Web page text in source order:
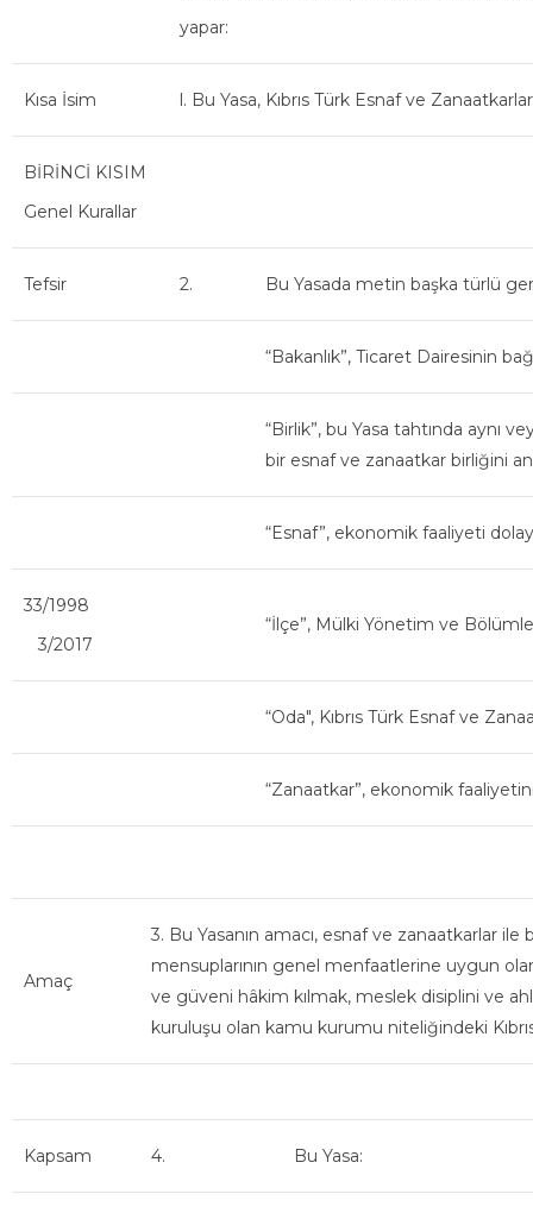
yapar:
Kısa İsim l. Bu Yasa, Kıbrıs Türk Esnaf ve
BİRİNCİ KISIM
Genel Kurallar
Tefsir 2. Bu Yasada metin başka türlü
“Bakanlık”, Ticaret Dairesinin
“Birlik”, bu Yasa tahtında aynı
bir esnaf ve zanaatkar birliğini
“Esnaf”, ekonomik faaliyeti
33/1998
3/2017
“İlçe”, Mülki Yönetim ve
“Oda", Kıbrıs Türk Esnaf ve
“Zanaatkar”, ekonomik
Amaç
3. Bu Yasanın amacı, esnaf ve zanaatkarlar
mensuplarının genel menfaatlerine uygun
ve güveni hâkim kılmak, meslek disiplini ve
kuruluşu olan kamu kurumu niteliğindeki
Kapsam 4. Bu Yasa: